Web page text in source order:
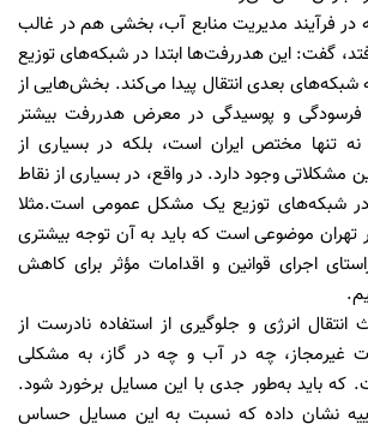
در فرآیند مدیریت منابع آب، بخشی هم در غالب
گفت: این هدررفت‌ها ابتدا در شبکه‌های توزیع
بعدی انتقال پیدا می‌کند. بخش‌هایی از
فرسودگی و پوسیدگی در معرض هدررفت بیشتر
تنها مختص ایران است، بلکه در بسیاری از
مشکلاتی وجود دارد. در واقع، در بسیاری از نقاط
شبکه‌های توزیع یک مشکل عمومی است.مثلا
در تهران موضوعی است که باید به آن توجه بیشتری
اجرای قوانین و اقدامات مؤثر برای کاهش
انرژی و جلوگیری از استفاده نادرست از
غیرمجاز، چه در آب و چه در گاز، به مشکلی
باید به‌طور جدی با این مسایل برخورد شود.
نشان داده که نسبت به این مسایل حساس